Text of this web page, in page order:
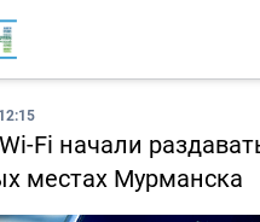
Fi начали
местах Мурманска